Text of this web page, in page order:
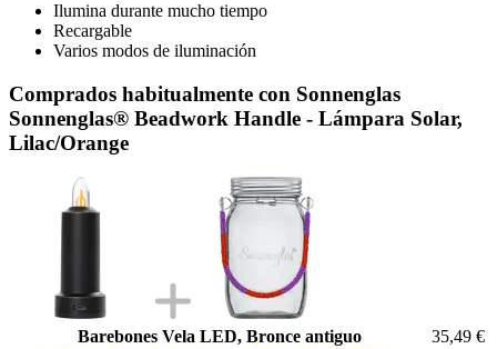
Ilumina durante mucho tiempo
Recargable
Varios modos de iluminación
Comprados habitualmente con Sonnenglas
Sonnenglas® Beadwork Handle - Lámpara Solar,
Lilac/Orange
Barebones Vela LED, Bronce antiguo
35,49 €